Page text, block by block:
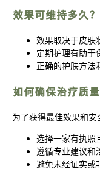
效果可维持多久？
效果取决于皮肤
定期护理有助于
正确的护肤方法
如何确保治疗质量
为了获得最佳效果和安
选择一家有执照
遵循专业建议和
避免未经证实或